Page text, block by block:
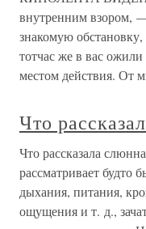
внутренним взором,
знакомую обстановку,
тотчас же в вас
местом действия. От
Что
Что рассказала
рассматривает будто
дыхания, питания,
ощущения и т. д.,